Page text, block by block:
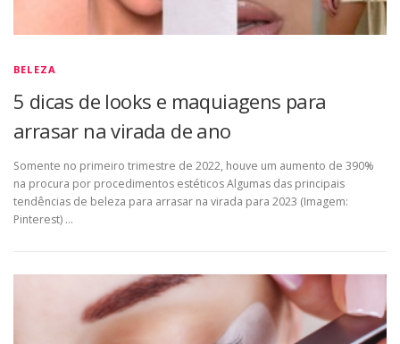
BELEZA
5 dicas de looks e maquiagens para
arrasar na virada de ano
Somente no primeiro trimestre de 2022, houve um aumento de 390%
na procura por procedimentos estéticos Algumas das principais
tendências de beleza para arrasar na virada para 2023 (Imagem:
Pinterest) …